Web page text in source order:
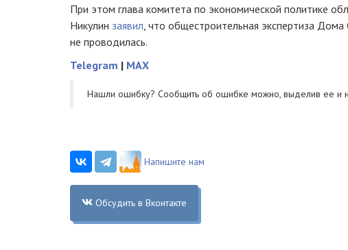
При этом глава комитета по экономической политике
Никулин заявил , что общестроительная экспертиза
не проводилась.
Telegram | MAX
Нашли ошибку? Cообщить об ошибке можно, выделив ее и
Напишите нам
Обсудить в Вконтакте